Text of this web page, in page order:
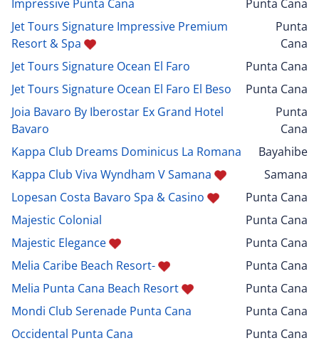
Impressive Punta Cana
Punta Cana
Jet Tours Signature Impressive Premium
Resort & Spa
Punta
Cana
Jet Tours Signature Ocean El Faro
Punta Cana
Jet Tours Signature Ocean El Faro El Beso
Punta Cana
Joia Bavaro By Iberostar Ex Grand Hotel
Bavaro
Punta
Cana
Kappa Club Dreams Dominicus La Romana
Bayahibe
Kappa Club Viva Wyndham V Samana
Samana
Lopesan Costa Bavaro Spa & Casino
Punta Cana
Majestic Colonial
Punta Cana
Majestic Elegance
Punta Cana
Melia Caribe Beach Resort-
Punta Cana
Melia Punta Cana Beach Resort
Punta Cana
Mondi Club Serenade Punta Cana
Punta Cana
Occidental Punta Cana
Punta Cana